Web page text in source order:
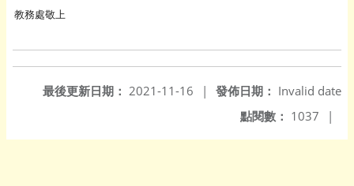
教務處敬上
發佈日期： Invalid date
最後更新日期： 2021-11-16
|
點閱數： 1037 |